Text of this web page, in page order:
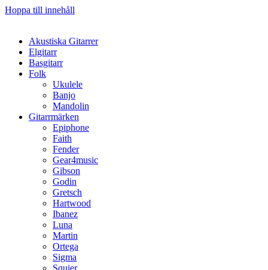
Hoppa till innehåll
Akustiska Gitarrer
Elgitarr
Basgitarr
Folk
Ukulele
Banjo
Mandolin
Gitarrmärken
Epiphone
Faith
Fender
Gear4music
Gibson
Godin
Gretsch
Hartwood
Ibanez
Luna
Martin
Ortega
Sigma
Squier